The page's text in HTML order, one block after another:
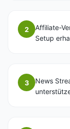
2
Affiliate-
Setup
3
News